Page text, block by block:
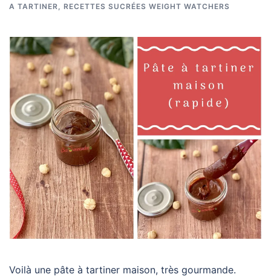
A TARTINER, RECETTES SUCRÉES WEIGHT WATCHERS
Voilà une pâte à tartiner maison, très gourmande.